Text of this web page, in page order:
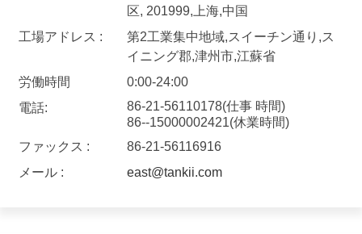
区, 201999,上海,中国
工場アドレス :
第2工業集中地域,スイーチン通り,ス
イニング郡,津州市,江蘇省
労働時間
0:00-24:00
電話:
86-21-56110178(仕事 時間)
86--15000002421(休業時間)
ファックス :
86-21-56116916
メール :
east@tankii.com